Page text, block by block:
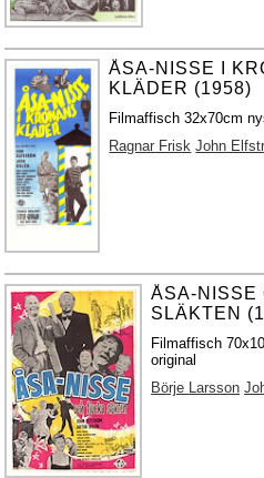
ÅSA-NISSE I
KLÄDER (1958)
Filmaffisch 32x70cm
Ragnar Frisk John
ÅSA-NISSE
SLÄKTEN
Filmaffisch
original
Börje Larsson